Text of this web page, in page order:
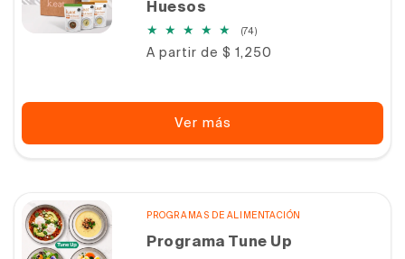
Huesos
(74)74
totales
Precio
A partir de $ 1,250
Ver más
PROGRAMAS DE ALIMENTACIÓN
Programa Tune Up